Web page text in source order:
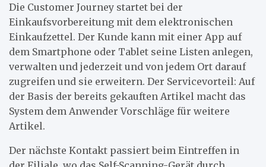
Die Customer Journey startet bei der
Einkaufsvorbereitung mit dem elektronischen
Einkaufzettel. Der Kunde kann mit einer App auf
dem Smartphone oder Tablet seine Listen anlegen,
verwalten und jederzeit und von jedem Ort darauf
zugreifen und sie erweitern. Der Servicevorteil: Auf
der Basis der bereits gekauften Artikel macht das
System dem Anwender Vorschläge für weitere
Artikel.
Der nächste Kontakt passiert beim Eintreffen in